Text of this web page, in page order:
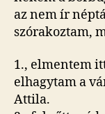
az nem ír
szórakoztam,
1., elmentem
elhagytam a
Attila.